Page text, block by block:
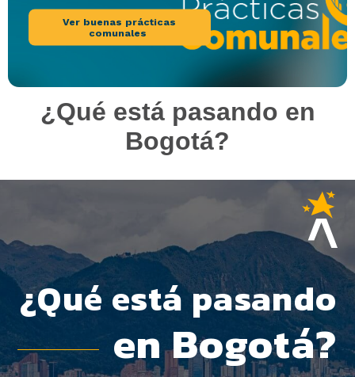
Ver buenas prácticas
comunales
¿Qué está pasando en
Bogotá?